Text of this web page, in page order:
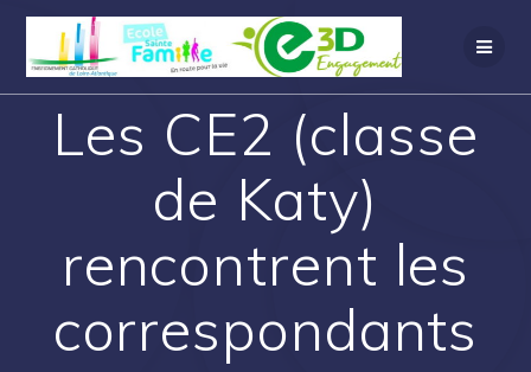
Les CE2 (classe
de Katy)
rencontrent les
correspondants